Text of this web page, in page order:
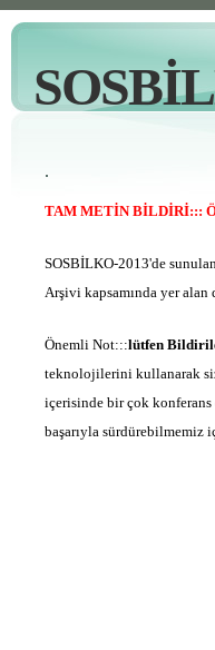
.
TAM METİN BİLDİRİ:::
SOSBİLKO-2013'de
Arşivi kapsamında yer
Önemli Not:::lütfen
teknolojilerini kullanarak
içerisinde bir çok konferans
başarıyla sürdürebilmemiz